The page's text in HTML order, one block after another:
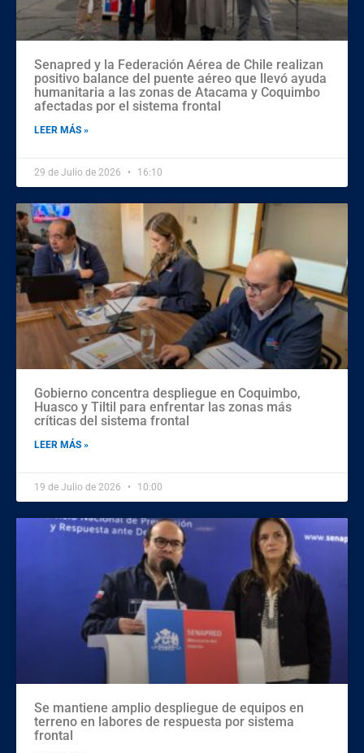
Senapred y la Federación Aérea de Chile realizan
positivo balance del puente aéreo que llevó ayuda
humanitaria a las zonas de Atacama y Coquimbo
afectadas por el sistema frontal
LEER MÁS »
29 de Julio de 2026 16:10
Gobierno concentra despliegue en Coquimbo,
Huasco y Tiltil para enfrentar las zonas más
críticas del sistema frontal
LEER MÁS »
19 de Julio de 2026 10:00
Se mantiene amplio despliegue de equipos en
terreno en labores de respuesta por sistema
frontal